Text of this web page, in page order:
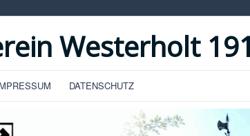
Westerholt
DATENSCHUTZ